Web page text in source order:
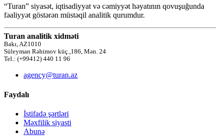
“Turan” siyasət, iqtisadiyyat və cəmiyyət həyatının qovuşuğunda
fəaliyyət göstərən müstəqil analitik qurumdur.
Turan analitik xidməti
Bakı, AZ1010
Süleyman Rəhimov küç.,186, Mən. 24
Tel.: (+99412) 440 11 96
agency@turan.az
Faydalı
İstifadə şərtləri
Məxfilik siyasti
Abunə